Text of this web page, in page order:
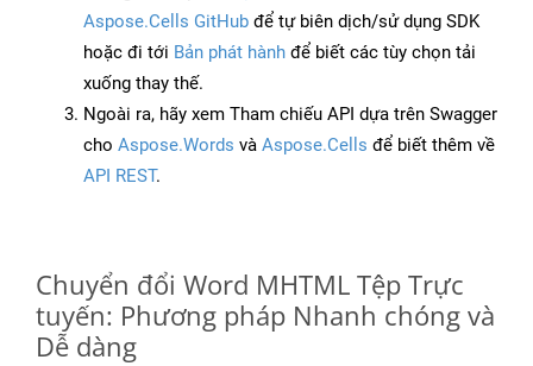
Aspose.Cells GitHub để tự biên dịch/sử dụng SDK
hoặc đi tới Bản phát hành để biết các tùy chọn tải
xuống thay thế.
Ngoài ra, hãy xem Tham chiếu API dựa trên Swagger
cho Aspose.Words và Aspose.Cells để biết thêm về
API REST.
Chuyển đổi Word MHTML Tệp Trực
tuyến: Phương pháp Nhanh chóng và
Dễ dàng